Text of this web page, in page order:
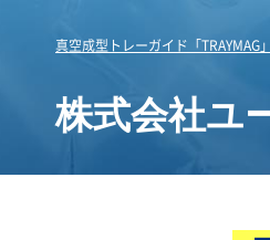
真空成型トレーガイド「TRAYMAG」
株式会社ユ